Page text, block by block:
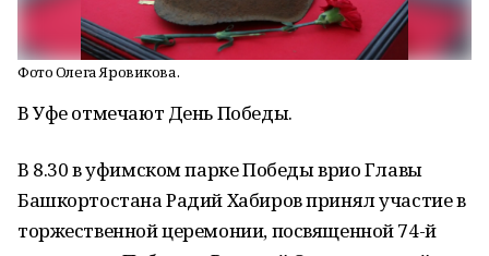
Фото Олега Яровикова.
В Уфе отмечают День Победы.
В 8.30 в уфимском парке Победы врио Главы
Башкортостана Радий Хабиров принял участие в
торжественной церемонии, посвященной 74-й